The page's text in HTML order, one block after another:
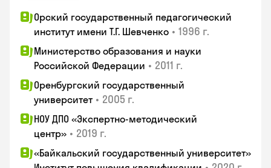
Орский государственный педагогический
институт имени Т.Г. Шевченко • 1996 г.
Министерство образования и науки
Российской Федерации • 2011 г.
Оренбургский государственный
университет • 2005 г.
НОУ ДПО «Экспертно-методический
центр» • 2019 г.
«Байкальский государственный университет»